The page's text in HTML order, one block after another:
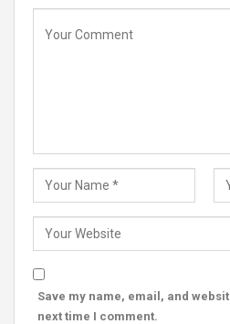
Save my name, email, and
next time I comment.